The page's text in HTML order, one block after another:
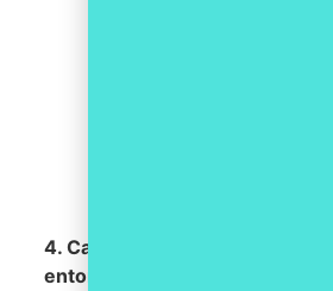
que permite ahorrar
y promover una
Promover una
empleados
dispuestos a
4. Cambios constantes en la
entorno empresarial
pueden